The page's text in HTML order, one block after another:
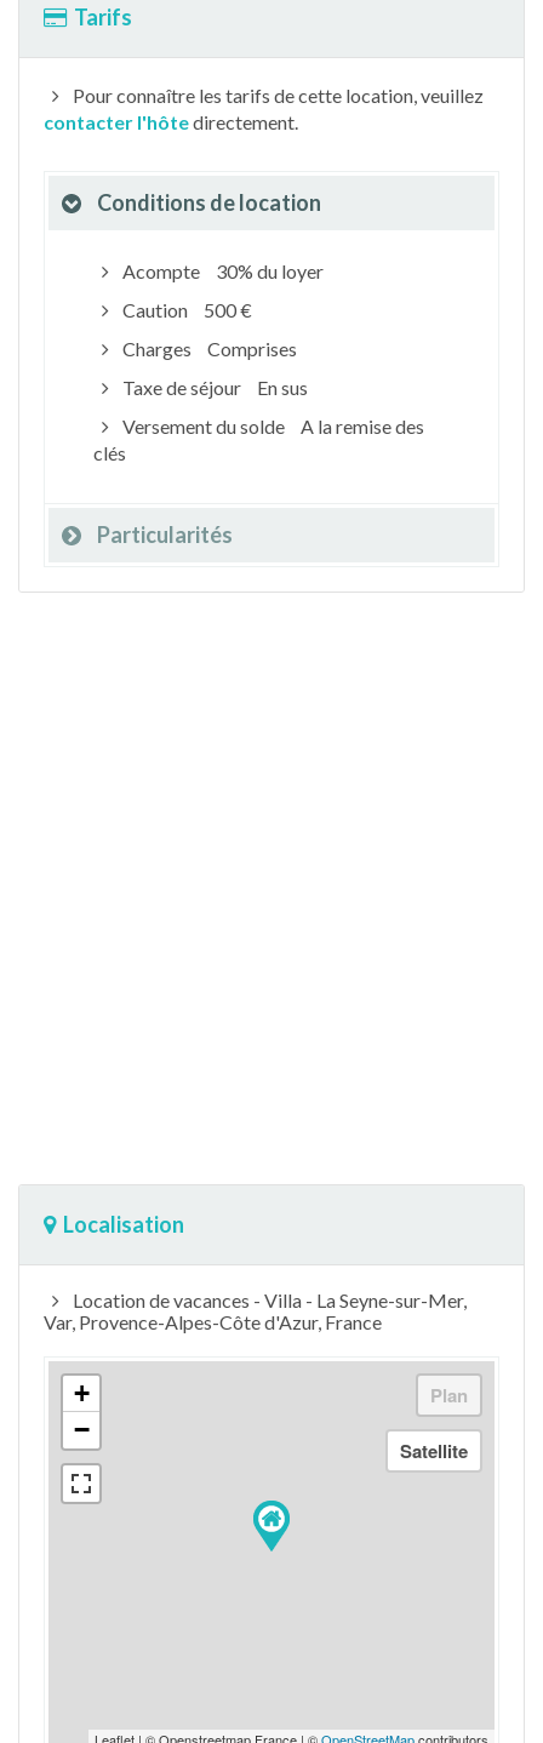
Tarifs
Pour connaître les tarifs de cette location, veuillez
contacter l'hôtedirectement.
Conditions de location
Acompte
30% du loyer
Caution
500 €
Charges
Comprises
Taxe de séjour
En sus
Versement du solde
A la remise des
clés
Particularités
Localisation
Location de vacances - Villa - La Seyne-sur-Mer,
Var, Provence-Alpes-Côte d'Azur, France
+
−